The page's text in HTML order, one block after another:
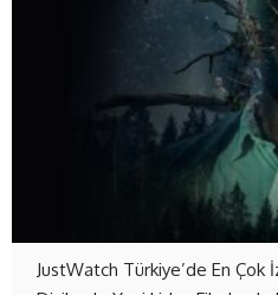
JustWatch Türkiye’de En Çok